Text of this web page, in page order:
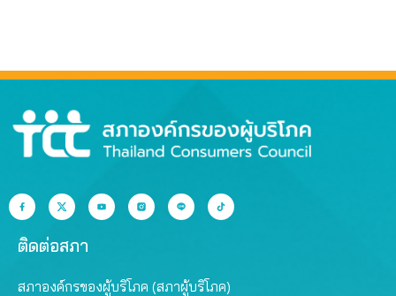
ติดต่อสภา
สภาองค์กรของผู้บริโภค (สภาผู้บริโภค)